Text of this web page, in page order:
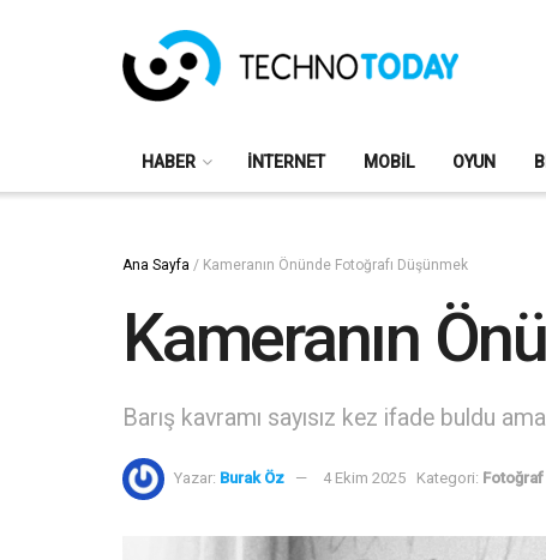
HABER İNTERNET MOBIL OYUN
Ana Sayfa / Kameranın Önünde Fotoğrafı Düşünmek
Kameranın
Barış kavramı sayısız kez ifade buldu
Yazar: Burak Öz 4 Ekim 2025 Kategori: Fotoğraf